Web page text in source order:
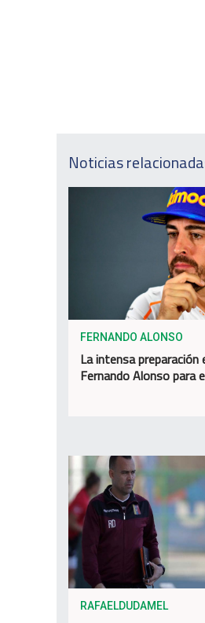
Noticias
FERNANDO ALONSO
La intensa preparación
Fernando Alonso para
RAFAELDUDAMEL